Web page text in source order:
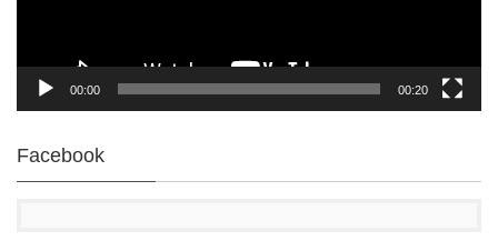
00:00 00:20
Facebook